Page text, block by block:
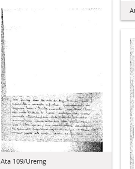
Ata 109/Uremg